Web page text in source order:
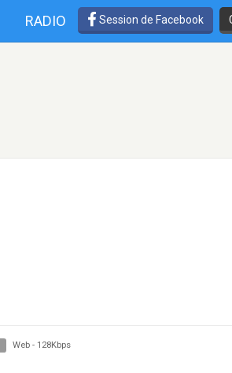
RADIO Session de Facebook
Web - 128Kbps